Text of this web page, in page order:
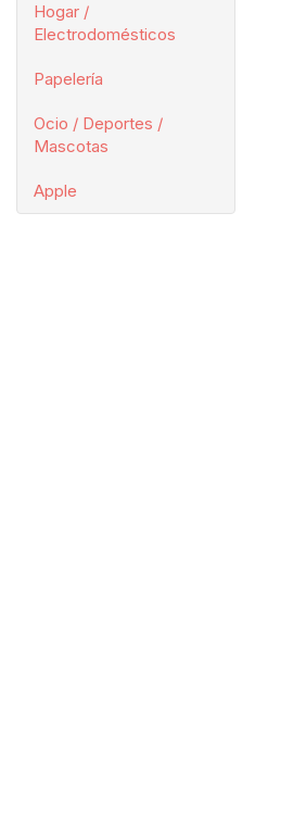
Hogar /
Electrodomésticos
Papelería
Ocio / Deportes /
Mascotas
Apple